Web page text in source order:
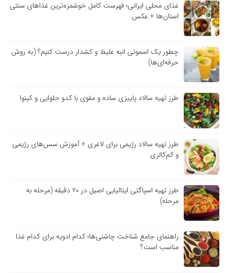
غذای محلی ایرانی؛ فهرست کامل خوشمزه‌ترین غذاهای سنتی
استان‌ها + عکس
چطور یک اسموتی انبه غلیظ و کشدار درست کنیم؟ (به روش
حرفه‌ای‌ها)
طرز تهیه سالاد پاییزی ساده و مقوی با کدو حلوایی و کینوا
طرز تهیه سالاد رژیمی برای لاغری + آموزش سس‌های رژیمی
و کم‌کالری
طرز تهیه اسپاگتی ایتالیایی اصیل در ۲۰ دقیقه (مرحله به
مرحله)
راهنمای جامع شناخت چاشنی‌ها؛ کدام ادویه برای کدام غذا
مناسب است؟